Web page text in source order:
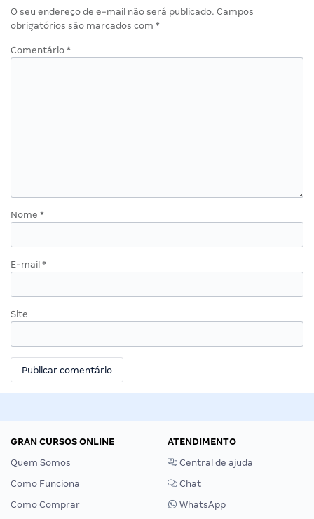
O seu endereço de e-mail não será publicado. Campos
obrigatórios são marcados com *
Comentário *
Nome *
E-mail *
Site
GRAN CURSOS ONLINE
Quem Somos
Como Funciona
Como Comprar
ATENDIMENTO
Central de ajuda
Chat
WhatsApp